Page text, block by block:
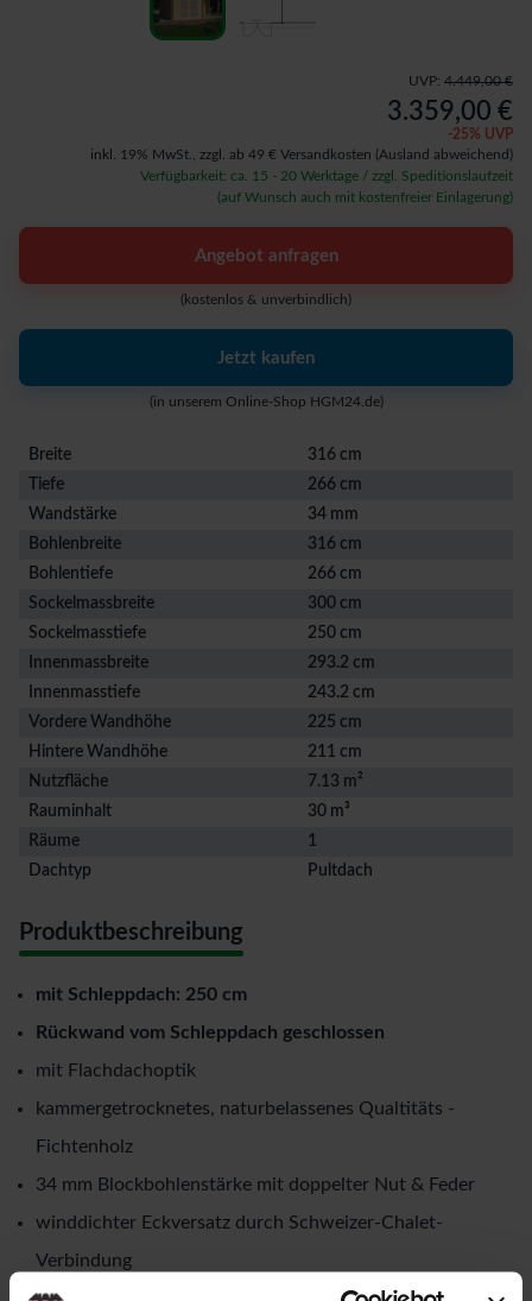
UVP: 4.449,00 €
3.359,00 €
-25% UVP
inkl. 19% MwSt., zzgl. ab 49 € Versandkosten (Ausland abweichend)
Verfügbarkeit: ca. 15 - 20 Werktage / zzgl. Speditionslaufzeit
(auf Wunsch auch mit kostenfreier Einlagerung)
Angebot anfragen
(kostenlos & unverbindlich)
Jetzt kaufen
(in unserem Online-Shop HGM24.de)
Breite
316 cm
Tiefe
266 cm
Wandstärke
34 mm
Bohlenbreite
316 cm
Bohlentiefe
266 cm
Sockelmassbreite
300 cm
Sockelmasstiefe
250 cm
Innenmassbreite
293.2 cm
Innenmasstiefe
243.2 cm
Vordere Wandhöhe
225 cm
Hintere Wandhöhe
211 cm
Nutzfläche
7.13 m²
Rauminhalt
30 m³
Räume
1
Dachtyp
Pultdach
Produktbeschreibung
mit Schleppdach: 250 cm
Rückwand vom Schleppdach geschlossen
mit Flachdachoptik
kammergetrocknetes, naturbelassenes Qualtitäts -
Fichtenholz
34 mm Blockbohlenstärke mit doppelter Nut & Feder
winddichter Eckversatz durch Schweizer-Chalet-
Verbindung